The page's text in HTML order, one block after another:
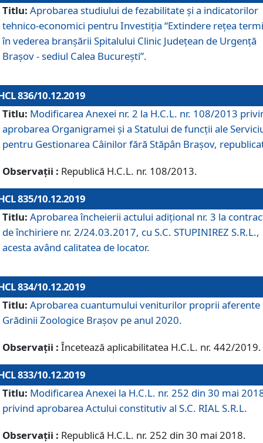
Titlu: Aprobarea studiului de fezabilitate și a indicatorilor
tehnico-economici pentru Investiția “Extindere rețea
în vederea branșării Spitalului Clinic Județean de Urgență
Brașov - sediul Calea București”.
836/10.12.2019
Titlu: Modificarea Anexei nr. 2 la H.C.L. nr. 108/2013
aprobarea Organigramei şi a Statului de funcții ale
pentru Gestionarea Câinilor fără Stăpân Brașov,
Observații : Republică H.C.L. nr. 108/2013.
835/10.12.2019
Titlu: Aprobarea încheierii actului adițional nr. 3 la
de închiriere nr. 2/24.03.2017, cu S.C. STUPINIREZ S.R.L.,
acesta având calitatea de locator.
834/10.12.2019
Titlu: Aprobarea cuantumului veniturilor proprii aferente
Grădinii Zoologice Braşov pe anul 2020.
Observații : Încetează aplicabilitatea H.C.L. nr. 442/2019.
833/10.12.2019
Titlu: Modificarea Anexei la H.C.L. nr. 252 din 30 mai
privind aprobarea Actului constitutiv al S.C. RIAL S.R.L.
Observații : Republică H.C.L. nr. 252 din 30 mai 2018.